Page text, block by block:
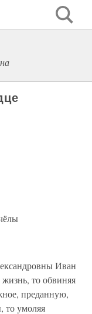
Иван
то обвиняя
преданную,
то умоляя